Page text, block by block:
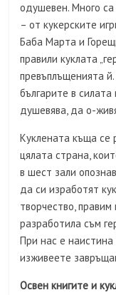
одушевен. Много са
– от кукерските
Баба Марта и
правили куклата
превъплъщенията
българите в
душевява, да о-
Куклената къща се
цялата страна,
в шест зали
да си изработят
творчество,
разработила съм
При нас е
изживеете
Oсвен книгите и